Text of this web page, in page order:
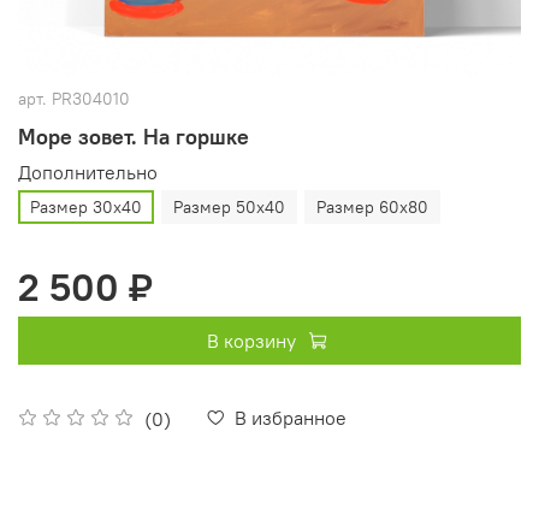
арт. PR304010
Море зовет. На горшке
(0) В избранное
Дополнительно
Размер 30х40 Размер 50х40 Размер 60х80
2 500 ₽
В корзину